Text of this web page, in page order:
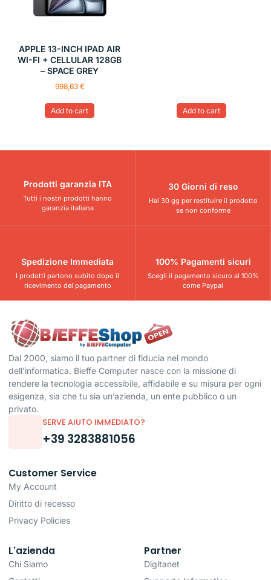
APPLE 13-INCH IPAD AIR
WI-FI + CELLULAR 128GB
– SPACE GREY
998,63 €
Add to cart Add to cart
Prodotti garanzia ITA
Tutti i nostri prodotti hanno
garanzia italiana
30 Giorni di reso
Hai 30 gg per restituire il prodotto
se non conforme
Spedizione Immediata
I prodotti partono subito dopo il
ricevimento del pagamento
100% Pagamenti sicuri
Scegli il pagamento sicuro al 100%
come Paypal
Dal 2000, siamo il tuo partner di fiducia nel mondo
dell’informatica. Bieffe Computer nasce con la missione di
rendere la tecnologia accessibile, affidabile e su misura per ogni
esigenza, sia che tu sia un’azienda, un ente pubblico o un
privato.
SERVE AIUTO IMMEDIATO?
+39 3283881056
Customer Service
My Account
Diritto di recesso
Privacy Policies
L'azienda
Chi Siamo
Partner
Digitanet